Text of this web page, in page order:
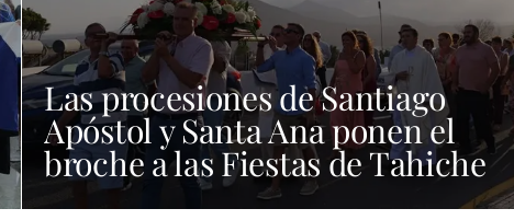
Las procesiones de Santiago
Apóstol y Santa Ana ponen el
broche a las Fiestas de Tahiche
2026